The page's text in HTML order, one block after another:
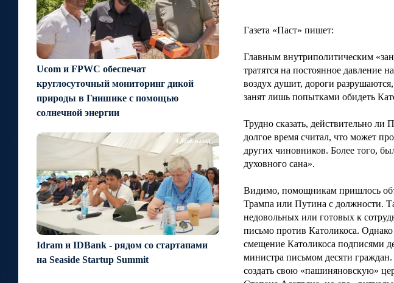
Ucom и FPWC обеспечат
круглосуточный мониторинг дикой
природы в Гнишике с помощью
солнечной энергии
Idram и IDBank - рядом со стартапами
на Seaside Startup Summit
4 дней назад
Газета «Паст» пишет:
Главным внутриполитическим
тратятся на постоянное давление
воздух душит, дороги
занят лишь попытками обидеть
Трудно сказать, действительно
долгое время считал, что может
других чиновников. Более того,
духовного сана».
Видимо, помощникам пришлось
Трампа или Путина с должности.
недовольных или готовых к
письмо против Католикоса.
смещение Католикоса подписями
министра письмом десяти
создать свою «пашиняновскую»